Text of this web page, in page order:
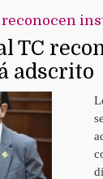
TC
adscrito